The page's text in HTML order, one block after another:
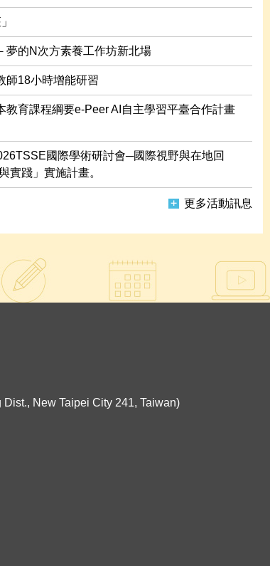
夢的N次方素養工作坊新北場
師18小時增能研習
教育課程綱要e-Peer AI自主學習平臺合作計畫
國際學術研討會─國際視野與在地回
實踐」實施計畫。
更多活動訊息
New Taipei City 241, Taiwan)